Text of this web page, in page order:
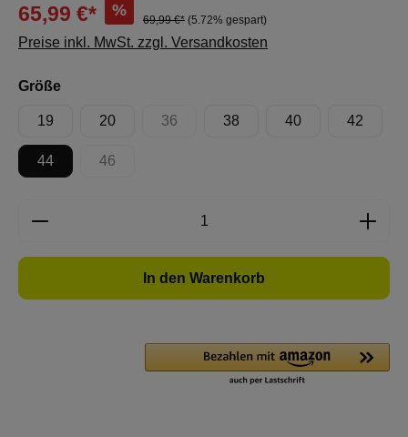
65,99 €* %
69,99 €* (5.72% gespart)
Preise inkl. MwSt. zzgl. Versandkosten
Größeauswählen
19 20 36
(Diese Option ist zurzeit nicht verfügbar.)
38 40 42
44 46
(Diese Option ist zurzeit nicht verfügbar.)
Produkt Anzahl: Gib den gewünschten
In den Warenkorb